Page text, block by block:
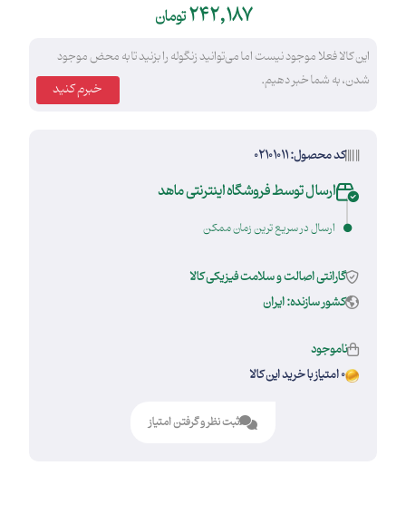
242,187تومان
این کالا فعلا موجود نیست اما می‌توانید زنگوله را بزنید تا به محض موجود
شدن، به شما خبر دهیم.
کد محصول: 02101011
ارسال توسط فروشگاه اینترنتی ماهد
ارسال در سریع ترین زمان ممکن
گارانتی اصالت و سلامت فیزیکی کالا
کشور سازنده: ایران
ناموجود
0 امتیاز با خرید این کالا
ثبت نظر و گرفتن امتیاز